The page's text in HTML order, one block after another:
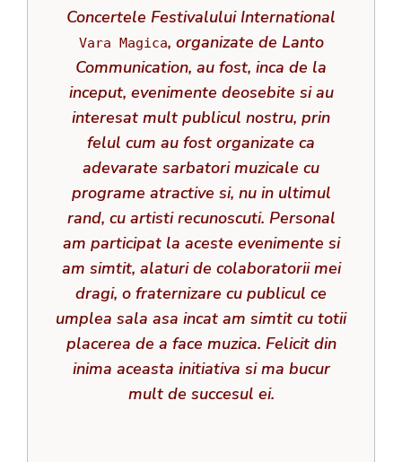
Concertele Festivalului International
Vara Magica, organizate de Lanto
Communication, au fost, inca de la
inceput, evenimente deosebite si au
interesat mult publicul nostru, prin
felul cum au fost organizate ca
adevarate sarbatori muzicale cu
programe atractive si, nu in ultimul
rand, cu artisti recunoscuti. Personal
am participat la aceste evenimente si
am simtit, alaturi de colaboratorii mei
dragi, o fraternizare cu publicul ce
umplea sala asa incat am simtit cu totii
placerea de a face muzica. Felicit din
inima aceasta initiativa si ma bucur
mult de succesul ei.